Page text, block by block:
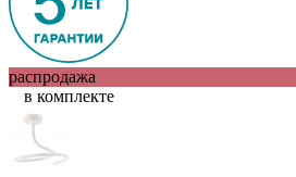
распродажа
в комплекте